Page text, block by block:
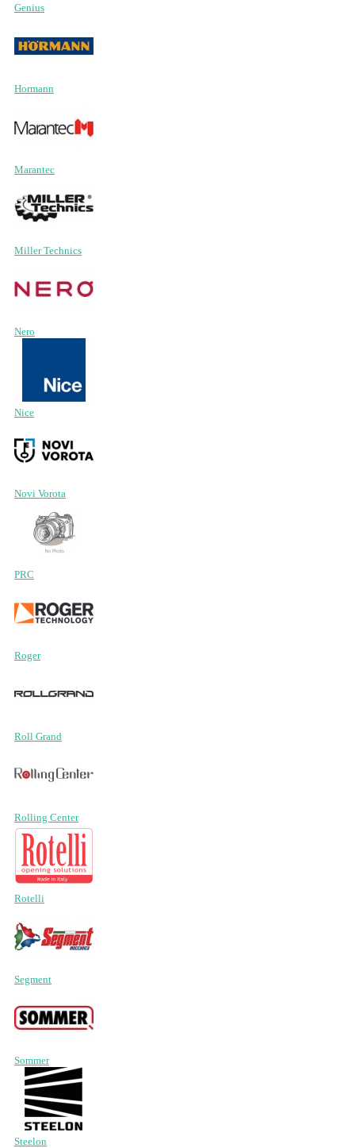
Genius
Hormann
Marantec
Miller Technics
Nero
Nice
Novi Vorota
PRC
Roger
Roll Grand
Rolling Center
Rotelli
Segment
Sommer
Steelon